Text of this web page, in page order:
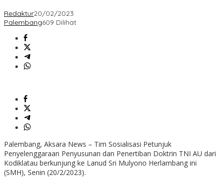
Redaktur20/02/2023
Palembang609 Dilihat
Palembang, Aksara News – Tim Sosialisasi Petunjuk
Penyelenggaraan Penyusunan dan Penertiban Doktrin TNI AU dari
Kodiklatau berkunjung ke Lanud Sri Mulyono Herlambang ini
(SMH), Senin (20/2/2023).